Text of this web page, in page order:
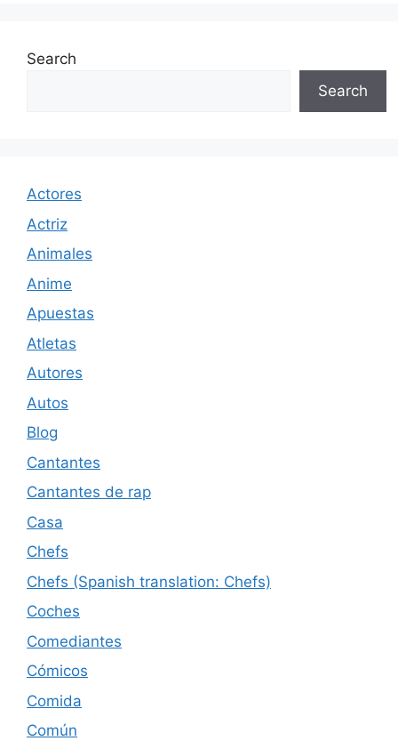
Search
Search
Actores
Actriz
Animales
Anime
Apuestas
Atletas
Autores
Autos
Blog
Cantantes
Cantantes de rap
Casa
Chefs
Chefs (Spanish translation: Chefs)
Coches
Comediantes
Cómicos
Comida
Común